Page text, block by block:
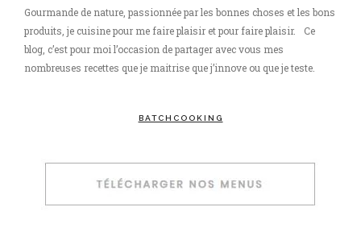
Gourmande de nature, passionnée par les bonnes choses et les bons
produits, je cuisine pour me faire plaisir et pour faire plaisir. Ce
blog, c’est pour moi l’occasion de partager avec vous mes
nombreuses recettes que je maitrise que j’innove ou que je teste.
BATCHCOOKING